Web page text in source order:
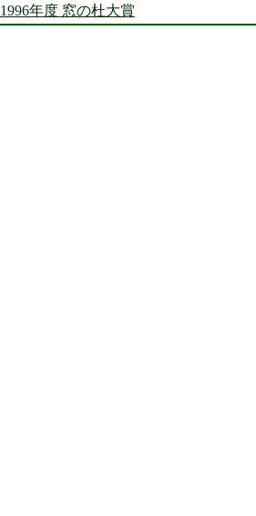
1996年度 窓の杜大賞